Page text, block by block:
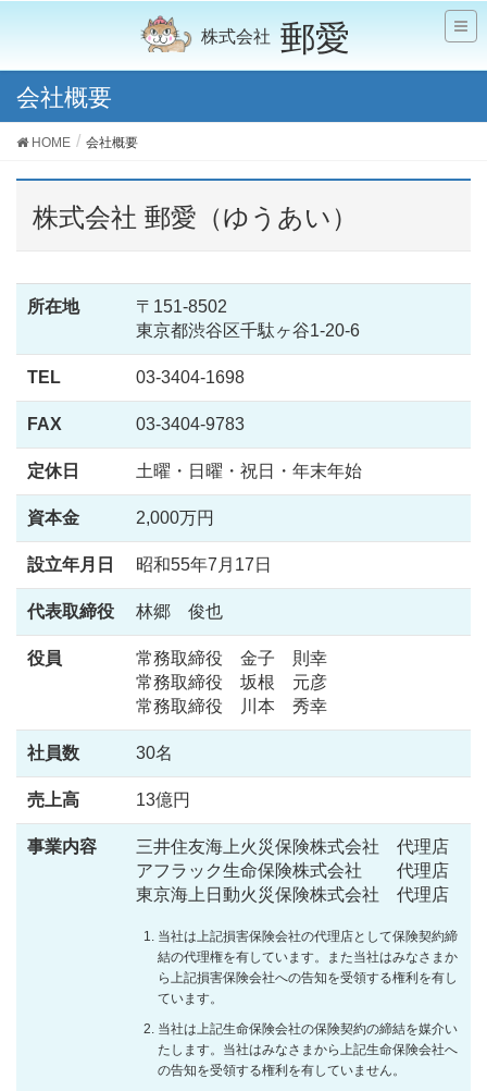
郵愛
会社概要
HOME 会社概要
株式会社 郵愛（ゆうあい）
所在地
〒151-8502
東京都渋谷区千駄ヶ谷1-20-6
TEL 03-3404-1698
FAX 03-3404-9783
定休日 土曜・日曜・祝日・年末年始
資本金 2,000万円
設立年月日 昭和55年7月17日
代表取締役 林郷 俊也
役員
常務取締役 金子 則幸
常務取締役 坂根 元彦
常務取締役 川本 秀幸
社員数 30名
売上高 13億円
事業内容
三井住友海上火災保険株式会社 代理店
アフラック生命保険株式会社 代理店
東京海上日動火災保険株式会社 代理店
当社は上記損害保険会社の代理店として保険契約締
結の代理権を有しています。また当社はみなさまか
ら上記損害保険会社への告知を受領する権利を有し
ています。
当社は上記生命保険会社の保険契約の締結を媒介い
たします。当社はみなさまから上記生命保険会社へ
の告知を受領する権利を有していません。